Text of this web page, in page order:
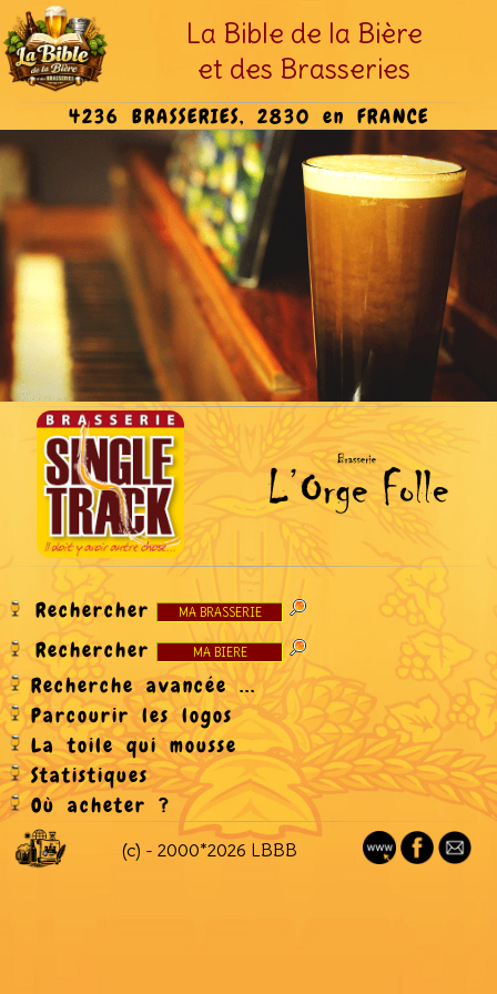
La Bible de la Bière
et des Brasseries
4236 BRASSERIES, 2830 en FRANCE
Rechercher
Rechercher
Recherche avancée ...
Parcourir les logos
La toile qui mousse
Statistiques
Où acheter ?
(c) - 2000*2026 LBBB